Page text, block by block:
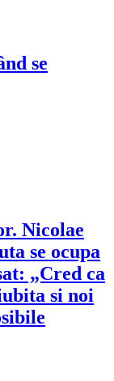
se
Nicolae
se ocupa
„Cred ca
si noi